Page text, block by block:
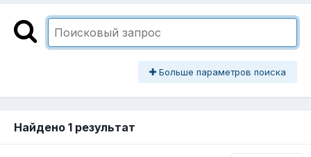
Больше параметров поиска
Найдено 1 результат